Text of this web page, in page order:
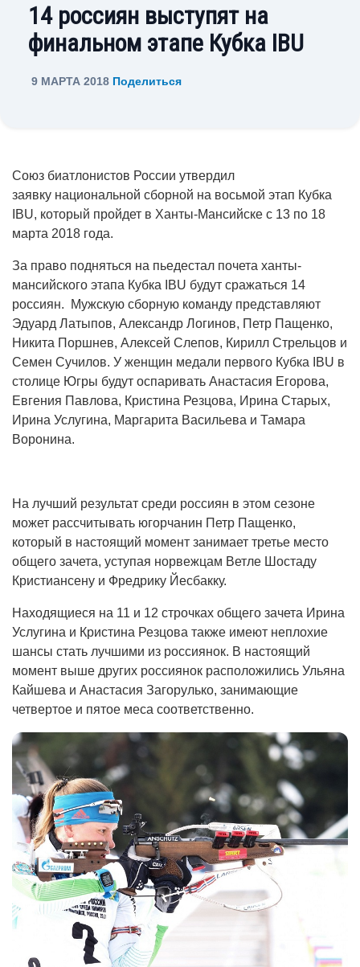
14 россиян выступят на
финальном этапе Кубка IBU
9 МАРТА 2018 Поделиться
Союз биатлонистов России утвердил
заявку национальной сборной на восьмой этап Кубка
IBU, который пройдет в Ханты-Мансийске с 13 по 18
марта 2018 года.
За право подняться на пьедестал почета ханты-
мансийского этапа Кубка IBU будут сражаться 14
россиян. Мужскую сборную команду представляют
Эдуард Латыпов, Александр Логинов, Петр Пащенко,
Никита Поршнев, Алексей Слепов, Кирилл Стрельцов и
Семен Сучилов. У женщин медали первого Кубка IBU в
столице Югры будут оспаривать Анастасия Егорова,
Евгения Павлова, Кристина Резцова, Ирина Старых,
Ирина Услугина, Маргарита Васильева и Тамара
Воронина.
На лучший результат среди россиян в этом сезоне
может рассчитывать югорчанин Петр Пащенко,
который в настоящий момент занимает третье место
общего зачета, уступая норвежцам Ветле Шостаду
Кристиансену и Фредрику Йесбакку.
Находящиеся на 11 и 12 строчках общего зачета Ирина
Услугина и Кристина Резцова также имеют неплохие
шансы стать лучшими из россиянок. В настоящий
момент выше других россиянок расположились Ульяна
Кайшева и Анастасия Загорулько, занимающие
четвертое и пятое меса соответственно.